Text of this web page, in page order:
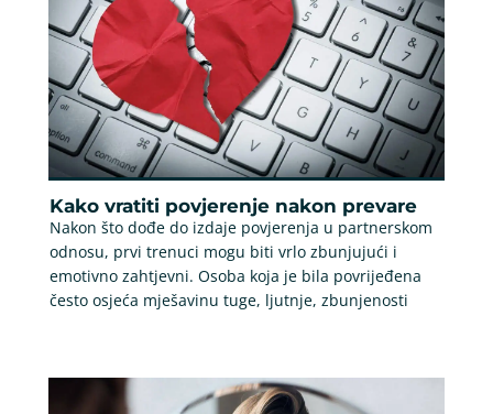
Kako vratiti povjerenje nakon prevare
Nakon što dođe do izdaje povjerenja u partnerskom
odnosu, prvi trenuci mogu biti vrlo zbunjujući i
emotivno zahtjevni. Osoba koja je bila povrijeđena
često osjeća mješavinu tuge, ljutnje, zbunjenosti